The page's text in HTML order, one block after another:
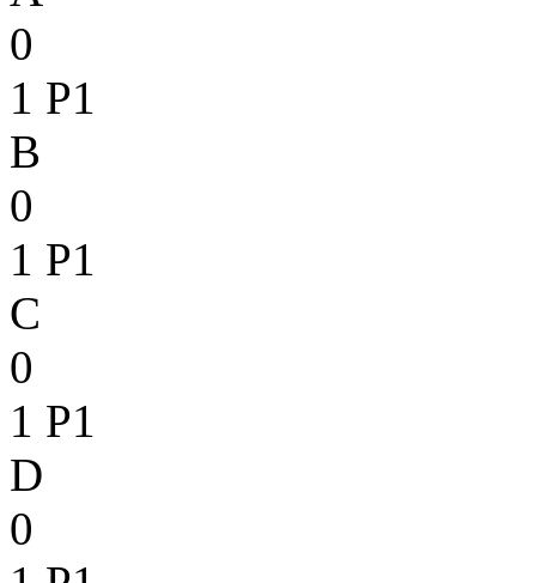
0
1 P1
B
0
1 P1
C
0
1 P1
D
0